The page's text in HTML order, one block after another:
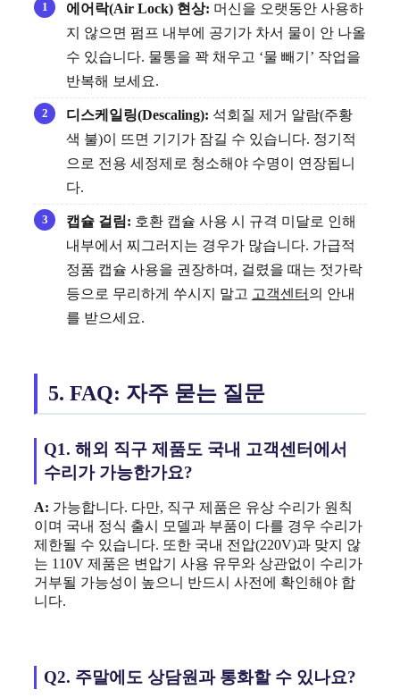
에어락(Air Lock) 현상: 머신을 오랫동안 사용하
지 않으면 펌프 내부에 공기가 차서 물이 안 나올
수 있습니다. 물통을 꽉 채우고 ‘물 빼기’ 작업을
반복해 보세요.
디스케일링(Descaling): 석회질 제거 알람(주황
색 불)이 뜨면 기기가 잠길 수 있습니다. 정기적
으로 전용 세정제로 청소해야 수명이 연장됩니
다.
캡슐 걸림: 호환 캡슐 사용 시 규격 미달로 인해
내부에서 찌그러지는 경우가 많습니다. 가급적
정품 캡슐 사용을 권장하며, 걸렸을 때는 젓가락
등으로 무리하게 쑤시지 말고 고객센터 의 안내
를 받으세요.
5. FAQ: 자주 묻는 질문
Q1. 해외 직구 제품도 국내 고객센터에서
수리가 가능한가요?
A: 가능합니다. 다만, 직구 제품은 유상 수리가 원칙
이며 국내 정식 출시 모델과 부품이 다를 경우 수리가
제한될 수 있습니다. 또한 국내 전압(220V)과 맞지 않
는 110V 제품은 변압기 사용 유무와 상관없이 수리가
거부될 가능성이 높으니 반드시 사전에 확인해야 합
니다.
Q2. 주말에도 상담원과 통화할 수 있나요?